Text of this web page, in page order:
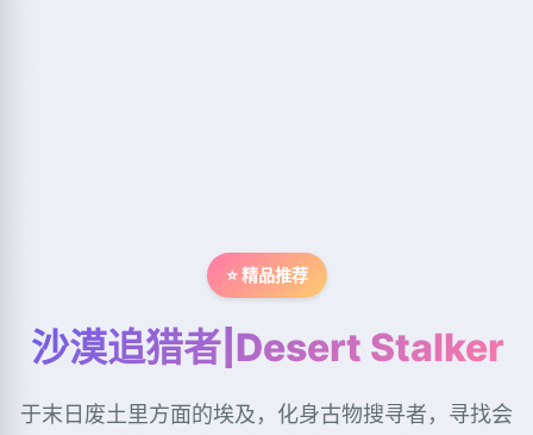
⭐ 精品推荐
沙漠追猎者|Desert Stalker
于末日废土里方面的埃及，化身古物搜寻者，寻找会